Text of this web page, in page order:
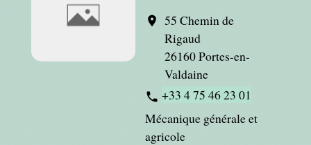
location_on 55 Chemin de
Rigaud
26160 Portes-en-
Valdaine
phone +33 4 75 46 23 01
Mécanique générale et
agricole